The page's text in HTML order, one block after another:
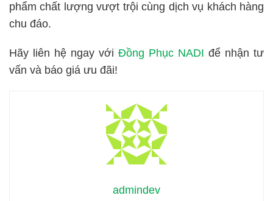
phẩm chất lượng vượt trội cùng dịch vụ khách hàng
chu đáo.
Hãy liên hệ ngay với Đồng Phục NADI để nhận tư
vấn và báo giá ưu đãi!
admindev